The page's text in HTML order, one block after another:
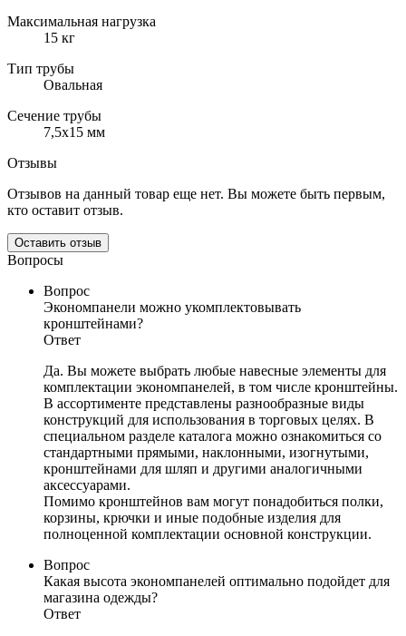
Максимальная нагрузка
15 кг
Тип трубы
Овальная
Сечение трубы
7,5х15 мм
Отзывы
Отзывов на данный товар еще нет. Вы можете быть первым,
кто оставит отзыв.
Оставить отзыв
Вопросы
Вопрос
Экономпанели можно укомплектовывать
кронштейнами?
Ответ
Да. Вы можете выбрать любые навесные элементы для
комплектации экономпанелей, в том числе кронштейны.
В ассортименте представлены разнообразные виды
конструкций для использования в торговых целях. В
специальном разделе каталога можно ознакомиться со
стандартными прямыми, наклонными, изогнутыми,
кронштейнами для шляп и другими аналогичными
аксессуарами.
Помимо кронштейнов вам могут понадобиться полки,
корзины, крючки и иные подобные изделия для
полноценной комплектации основной конструкции.
Вопрос
Какая высота экономпанелей оптимально подойдет для
магазина одежды?
Ответ